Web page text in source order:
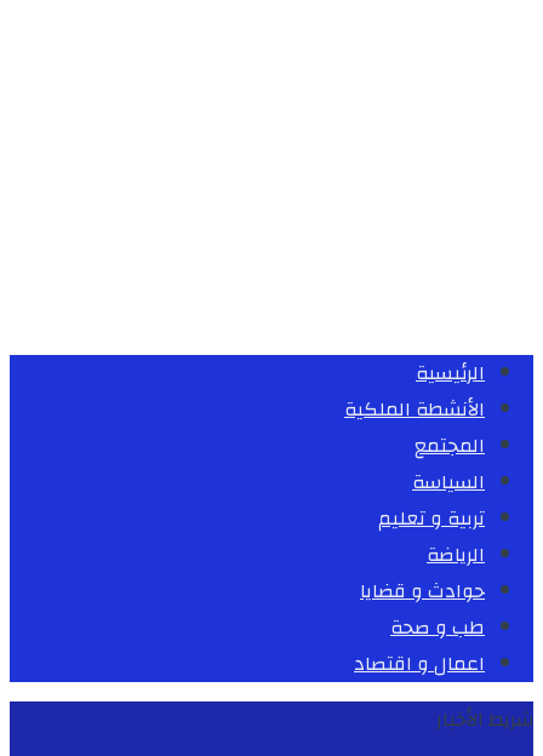
الرئيسية
الأنشطة الملكية
المجتمع
السياسة
تربية و تعليم
الرياضة
حوادث و قضايا
طب و صحة
اعمال و اقتصاد
شريط الأخبار